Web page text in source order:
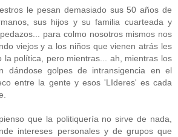
le pesan demasiado sus 50 años de
sus hijos y su familia cuarteada y
para colmo nosotros mismos nos
viejos y a los niños que vienen atrás les
la política, pero mientras... ah, mientras los
dándose golpes de intransigencia en el
entre la gente y esos 'LIderes' es cada
que la politiquería no sirve de nada,
intereses personales y de grupos que